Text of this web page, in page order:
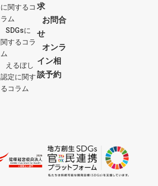
に関するコ
ラム
SDGsに
関するコラ
ム
えるぼし
認定に関す
るコラム
求
お問合
せ
オンラ
イン相
談予約